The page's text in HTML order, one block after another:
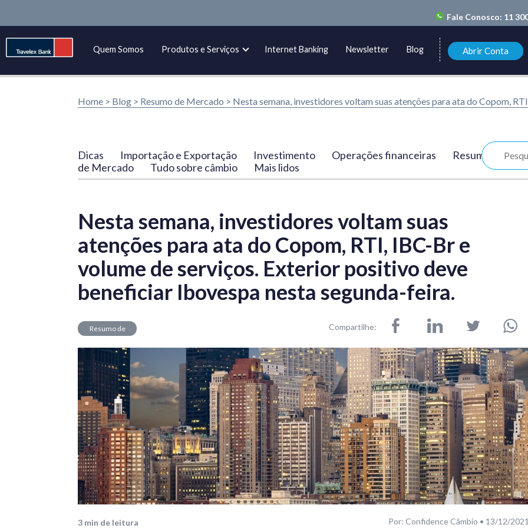
Fale Conosco: 11
Quem Somos Produtos e Serviços Internet Banking Newsletter Blog Abrir Conta
Home > Blog > Resumo de Mercado > Nesta semana, investidores voltam suas atenções para ata do Copom,
Dicas Importação e Exportação Investimento Operações financeiras
Resumo
de Mercado
Tudo sobre câmbio Mais lidos
Nesta semana, investidores voltam suas
atenções para ata do Copom, RTI, IBC-Br e
volume de serviços. Exterior positivo deve
beneficiar Ibovespa nesta segunda-feira.
Resumo de
Compartilhe:
3 min de leitura Por: Confidence Câmbio • 13/12/